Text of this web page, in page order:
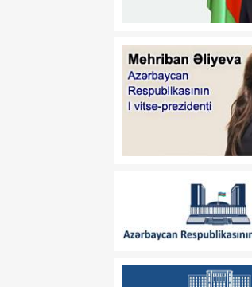
edən dövlətə çevrildi
“Sinxua”: Orta Dəhlizin
strateji əhəmiyyətinin
artması Azərbaycanı
nəqliyyat-logistika habına
çevirir
Donald Tramp ABŞ-də
qadağan etmək istəyir
Nabranda təmizlik aksiyası
keçirilib
Lənkəranda kanalizasiya